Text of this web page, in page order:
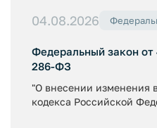
04.08.2026
Федеральный закон от
286-ФЗ
"О внесении изменения
кодекса Российской